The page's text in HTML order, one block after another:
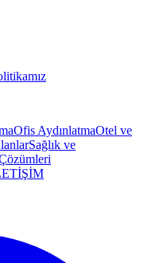
Ofis AydınlatmaOtel ve
Sağlık ve